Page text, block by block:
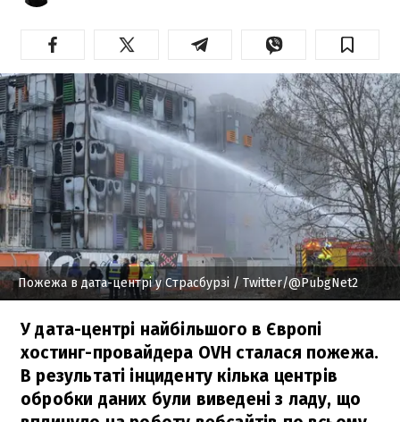
Пожежа в дата-центрі у Страсбурзі / Twitter/@PubgNet2
У дата-центрі найбільшого в Європі
хостинг-провайдера OVH сталася пожежа.
В результаті інциденту кілька центрів
обробки даних були виведені з ладу, що